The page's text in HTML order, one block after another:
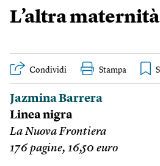
L’altra maternità
Condividi Stampa
Jazmina Barrera
Linea nigra
La Nuova Frontiera
176 pagine, 16,50 euro